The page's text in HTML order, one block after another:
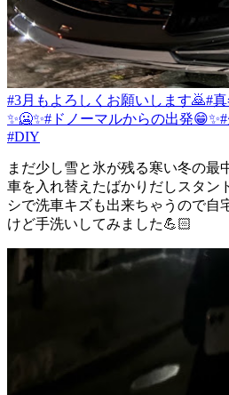
#3月もよろしくお願いします🙇#
✨🥶✨#ドノーマルからの出発😁✨
#DIY
まだ少し雪と氷が残る寒い冬の最
車を入れ替えたばかりだしスタン
シで洗車キズも出来ちゃうので自
けど手洗いしてみました💪🏻